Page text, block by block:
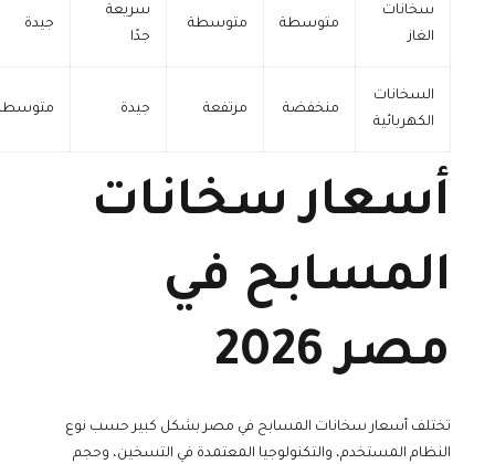
سخانات
الغاز
متوسطة متوسطة
سريعة
جدًا
جيدة
السخانات
الكهربائية
منخفضة مرتفعة جيدة
أسعار سخانات
المسابح في
مصر 2026
تختلف أسعار سخانات المسابح في مصر بشكل كبير حسب نوع
النظام المستخدم، والتكنولوجيا المعتمدة في التسخين، وحجم